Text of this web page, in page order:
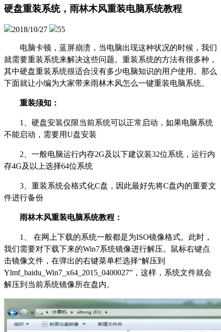
硬盘重装系统，雨林木风重装电脑系统教程
2018/10/27 55
电脑卡顿，蓝屏崩溃，当电脑出现这种状况的时候，我们
就需要重装系统来解决这些问题。重装系统的方法有很多种，
其中硬盘重装系统很适合没有多少电脑知识的用户使用。那么
下面就让小编为大家带来雨林木风怎么一键重装电脑系统。
重装须知：
1、硬盘安装仅限当前系统可以正常启动，如果电脑系统
不能启动，需要用U盘安装
2、一般电脑运行内存2G及以下建议装32位系统，运行内
存4G及以上选择64位系统
3、重装系统会格式化C盘，因此最好先将C盘内的重要文
件进行备份
雨林木风重装电脑系统教程：
1、 在网上下载的系统一般都是为ISO镜像格式。此时，
我们需要对下载下来的Win7系统镜像进行解压。鼠标右键点
击镜像文件，在弹出的右键菜单栏选择“解压到
Ylmf_baidu_Win7_x64_2015_0400027”，这样，系统文件就会
解压到当前系统镜像所在盘内。